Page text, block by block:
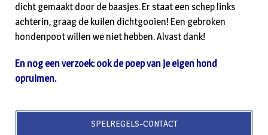
dicht gemaakt door de baasjes. Er staat een schep links
achterin, graag de kuilen dichtgooien! Een gebroken
hondenpoot willen we niet hebben. Alvast dank!
En nog een verzoek: ook de poep van je eigen hond
opruimen.
SPELREGELS-CONTACT